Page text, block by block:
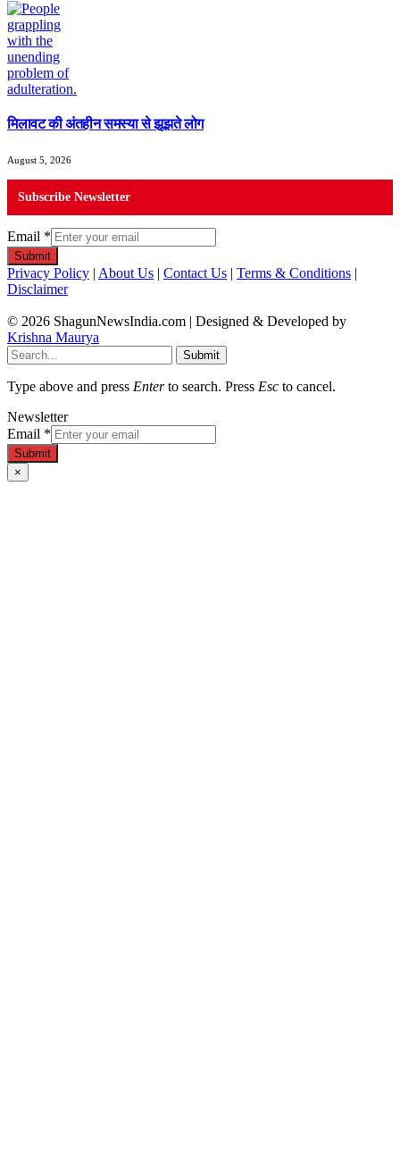
मिलावट की अंतहीन समस्या से झूझते लोग
August 5, 2026
Subscribe Newsletter
Email *
Submit
Privacy Policy | About Us | Contact Us | Terms & Conditions |
Disclaimer
© 2026 ShagunNewsIndia.com | Designed & Developed by
Krishna Maurya
Submit
Type above and press Enterto search. Press Esc to cancel.
Newsletter
Email *
Submit
×